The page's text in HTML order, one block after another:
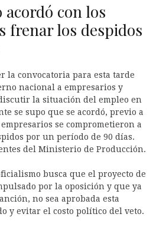
con los
frenar los despidos
la convocatoria para esta tarde
nacional a empresarios y
la situación del empleo en
se supo que se acordó, previo a
se comprometieron a
por un período de 90 días.
del Ministerio de Producción.
busca que el proyecto de
por la oposición y que ya
no sea aprobada esta
y evitar el costo político del veto.